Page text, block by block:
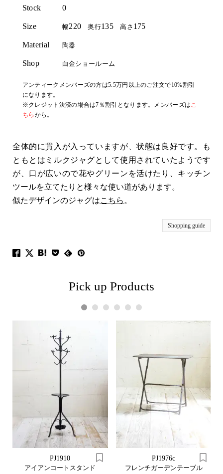
Stock 0
Size 幅220 奥行135高さ 175
Material 陶器
Shop 白金ショールーム
アンティークメンバーズの方は5.5万円以上のご注文で10%割引
になります。
※クレジット決済の場合は7％割引となります。メンバーズはこ
ちら から。
全体的に貫入が入っていますが、状態は良好です。も
ともとはミルクジャグとして使用されていたようです
が、口が広いので花やグリーンを活けたり、キッチン
ツールを立てたりと様々な使い道があります。
似たデザインのジャグはこちら。
Shopping guide
Pick up Products
PJ1910
アイアンコートスタンド
PJ1976c
フレンチガーデンテーブル
1 2 3 4 5 6